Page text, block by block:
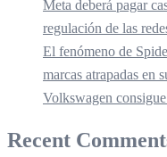
Meta deberá pagar
regulación de las
El fenómeno de
marcas atrapadas en
Volkswagen
Recent